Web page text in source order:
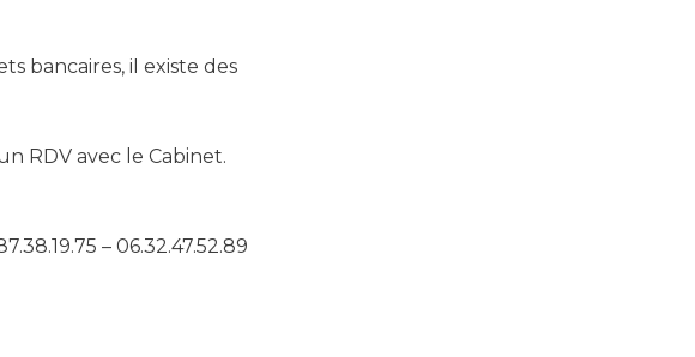
bancaires, il existe des
RDV avec le Cabinet.
– 06.32.47.52.89